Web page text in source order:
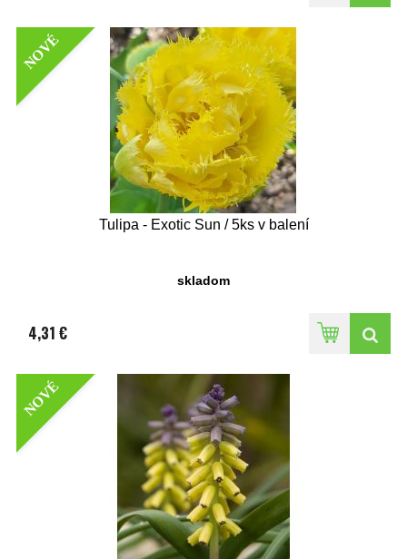
NOVÉ
Tulipa - Exotic Sun / 5ks v balení
skladom
4,31 €
NOVÉ